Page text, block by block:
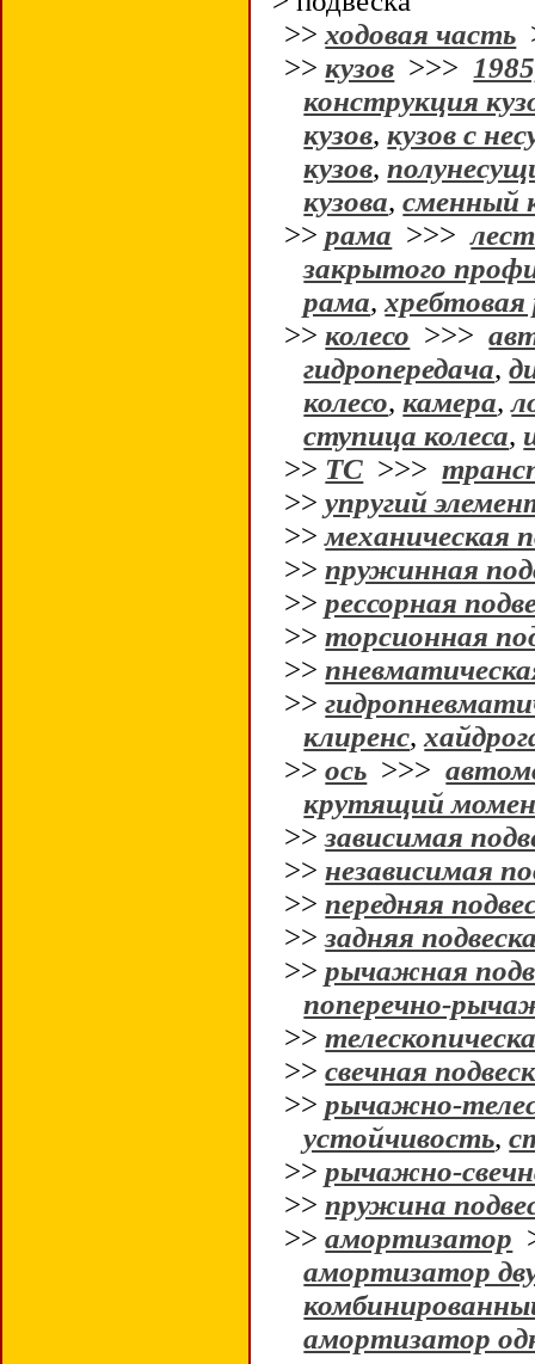
>>ходовая часть
>>кузов >>>
конструкция
кузов,кузов с
кузов,
кузова,сменный
>>рама >>>
закрытого
рама,
>>колесо >>>
гидропередача,
колесо,камера,
ступица колеса,
>> ТС >>>
>>упругий
>>механическая
>>пружинная
>>рессорная
>>торсионная
>>
>>
клиренс,
>>ось >>>
крутящий
>>зависимая
>> независимая
>>передняя
>>задняя
>>рычажная
поперечно-
>>
>>свечная
>>рычажно-
устойчивость,
>>рычажно-
>>пружина
>>амортизатор
амортизатор
амортизатор